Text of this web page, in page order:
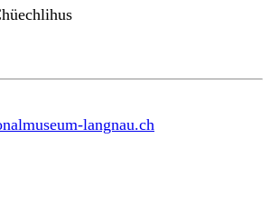
langnau.ch